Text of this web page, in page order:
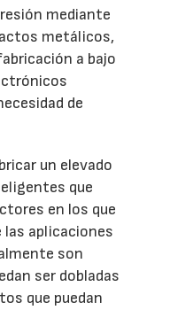
mediante
metálicos,
a bajo
de
un elevado
que
en los que
las aplicaciones
son
ser dobladas
que puedan